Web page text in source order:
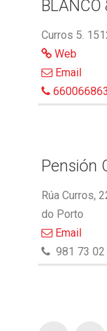
BLANCO
Curros 5.
Web
Email
660066863
Pensión
Rúa Curros,
do Porto
Email
981 73